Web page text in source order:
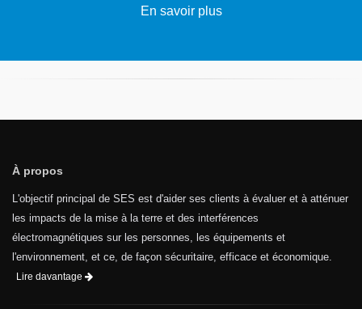
En savoir plus
À propos
L'objectif principal de SES est d'aider ses clients à évaluer et à atténuer
les impacts de la mise à la terre et des interférences
électromagnétiques sur les personnes, les équipements et
l'environnement, et ce, de façon sécuritaire, efficace et économique.
Lire davantage